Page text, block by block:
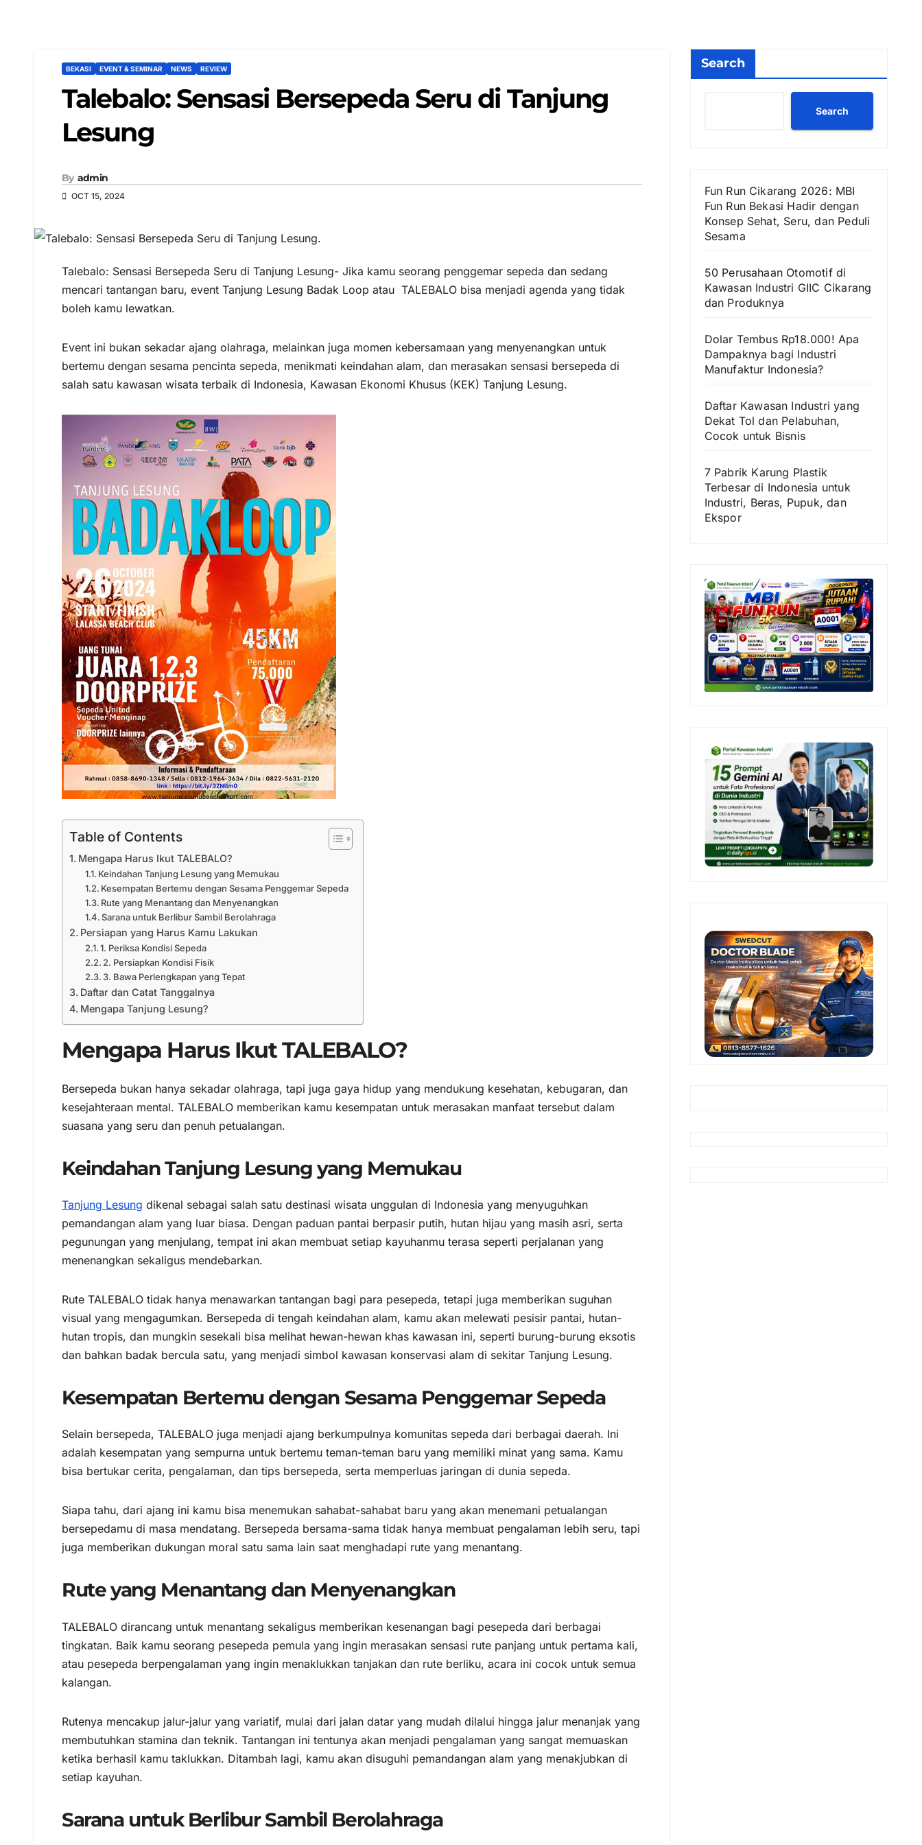
BEKASI EVENT & SEMINAR NEWS REVIEW
Talebalo: Sensasi Bersepeda Seru di Tanjung
Lesung
By admin
OCT 15, 2024
Talebalo: Sensasi Bersepeda Seru di Tanjung Lesung- Jika kamu seorang penggemar sepeda dan sedang
mencari tantangan baru, event Tanjung Lesung Badak Loop atau TALEBALO bisa menjadi agenda yang tidak
boleh kamu lewatkan.
Event ini bukan sekadar ajang olahraga, melainkan juga momen kebersamaan yang menyenangkan untuk
bertemu dengan sesama pencinta sepeda, menikmati keindahan alam, dan merasakan sensasi bersepeda di
salah satu kawasan wisata terbaik di Indonesia, Kawasan Ekonomi Khusus (KEK) Tanjung Lesung.
Table of Contents
Mengapa Harus Ikut TALEBALO?
Keindahan Tanjung Lesung yang Memukau
Kesempatan Bertemu dengan Sesama Penggemar Sepeda
Rute yang Menantang dan Menyenangkan
Sarana untuk Berlibur Sambil Berolahraga
Persiapan yang Harus Kamu Lakukan
1. Periksa Kondisi Sepeda
2. Persiapkan Kondisi Fisik
3. Bawa Perlengkapan yang Tepat
Daftar dan Catat Tanggalnya
Mengapa Tanjung Lesung?
Mengapa Harus Ikut TALEBALO?
Bersepeda bukan hanya sekadar olahraga, tapi juga gaya hidup yang mendukung kesehatan, kebugaran, dan
kesejahteraan mental. TALEBALO memberikan kamu kesempatan untuk merasakan manfaat tersebut dalam
suasana yang seru dan penuh petualangan.
Keindahan Tanjung Lesung yang Memukau
Tanjung Lesung dikenal sebagai salah satu destinasi wisata unggulan di Indonesia yang menyuguhkan
pemandangan alam yang luar biasa. Dengan paduan pantai berpasir putih, hutan hijau yang masih asri, serta
pegunungan yang menjulang, tempat ini akan membuat setiap kayuhanmu terasa seperti perjalanan yang
menenangkan sekaligus mendebarkan.
Rute TALEBALO tidak hanya menawarkan tantangan bagi para pesepeda, tetapi juga memberikan suguhan
visual yang mengagumkan. Bersepeda di tengah keindahan alam, kamu akan melewati pesisir pantai, hutan-
hutan tropis, dan mungkin sesekali bisa melihat hewan-hewan khas kawasan ini, seperti burung-burung eksotis
dan bahkan badak bercula satu, yang menjadi simbol kawasan konservasi alam di sekitar Tanjung Lesung.
Kesempatan Bertemu dengan Sesama Penggemar Sepeda
Selain bersepeda, TALEBALO juga menjadi ajang berkumpulnya komunitas sepeda dari berbagai daerah. Ini
adalah kesempatan yang sempurna untuk bertemu teman-teman baru yang memiliki minat yang sama. Kamu
bisa bertukar cerita, pengalaman, dan tips bersepeda, serta memperluas jaringan di dunia sepeda.
Siapa tahu, dari ajang ini kamu bisa menemukan sahabat-sahabat baru yang akan menemani petualangan
bersepedamu di masa mendatang. Bersepeda bersama-sama tidak hanya membuat pengalaman lebih seru, tapi
juga memberikan dukungan moral satu sama lain saat menghadapi rute yang menantang.
Rute yang Menantang dan Menyenangkan
TALEBALO dirancang untuk menantang sekaligus memberikan kesenangan bagi pesepeda dari berbagai
tingkatan. Baik kamu seorang pesepeda pemula yang ingin merasakan sensasi rute panjang untuk pertama kali,
atau pesepeda berpengalaman yang ingin menaklukkan tanjakan dan rute berliku, acara ini cocok untuk semua
kalangan.
Rutenya mencakup jalur-jalur yang variatif, mulai dari jalan datar yang mudah dilalui hingga jalur menanjak yang
membutuhkan stamina dan teknik. Tantangan ini tentunya akan menjadi pengalaman yang sangat memuaskan
ketika berhasil kamu taklukkan. Ditambah lagi, kamu akan disuguhi pemandangan alam yang menakjubkan di
setiap kayuhan.
Sarana untuk Berlibur Sambil Berolahraga
Search
Search
Fun Run Cikarang 2026: MBI
Fun Run Bekasi Hadir dengan
Konsep Sehat, Seru, dan Peduli
Sesama
50 Perusahaan Otomotif di
Kawasan Industri GIIC Cikarang
dan Produknya
Dolar Tembus Rp18.000! Apa
Dampaknya bagi Industri
Manufaktur Indonesia?
Daftar Kawasan Industri yang
Dekat Tol dan Pelabuhan,
Cocok untuk Bisnis
7 Pabrik Karung Plastik
Terbesar di Indonesia untuk
Industri, Beras, Pupuk, dan
Ekspor